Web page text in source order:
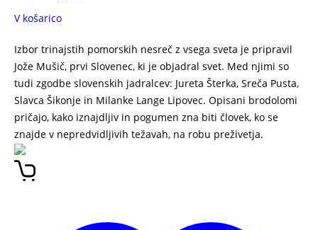
V košarico
Izbor trinajstih pomorskih nesreč z vsega sveta je pripravil
Jože Mušič, prvi Slovenec, ki je objadral svet. Med njimi so
tudi zgodbe slovenskih jadralcev: Jureta Šterka, Sreča Pusta,
Slavca Šikonje in Milanke Lange Lipovec. Opisani brodolomi
pričajo, kako iznajdljiv in pogumen zna biti človek, ko se
znajde v nepredvidljivih težavah, na robu preživetja.